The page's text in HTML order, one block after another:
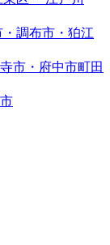
調布市・ 狛江
市・府中市町田